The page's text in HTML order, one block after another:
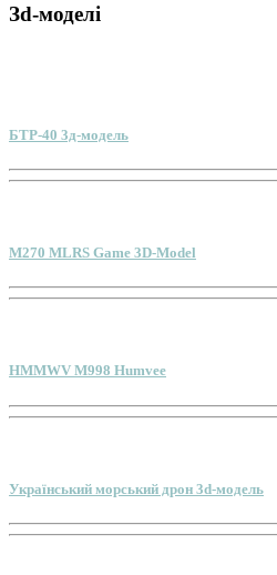
Зd-моделі
БТР-40 3д-модель
M270 MLRS Game 3D-Model
HMMWV M998 Humvee
Український морський дрон 3d-модель